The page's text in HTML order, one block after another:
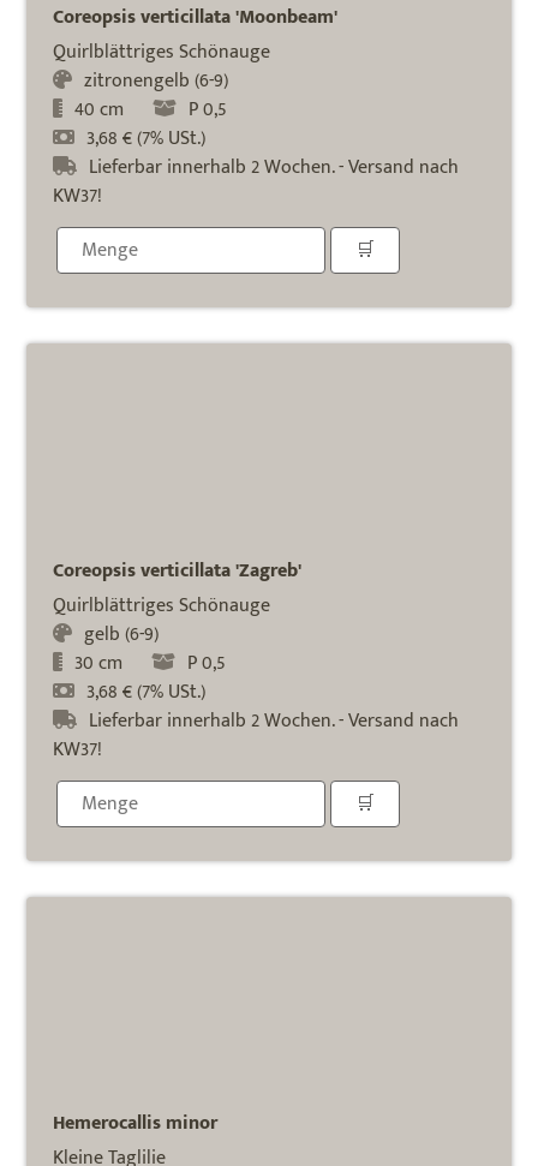
Coreopsis verticillata 'Moonbeam'
Quirlblättriges Schönauge
zitronengelb (6-9)
40 cm
P 0,5
3,68 € (7% USt.)
Lieferbar innerhalb 2 Wochen. - Versand nach
KW37!
Coreopsis verticillata 'Zagreb'
Quirlblättriges Schönauge
gelb (6-9)
30 cm
P 0,5
3,68 € (7% USt.)
Lieferbar innerhalb 2 Wochen. - Versand nach
KW37!
Hemerocallis minor
Kleine Taglilie